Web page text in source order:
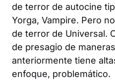
de terror de autocine
Yorga, Vampire. Pero
de terror de Universal.
de presagio de
anteriormente tiene
enfoque, problemático.